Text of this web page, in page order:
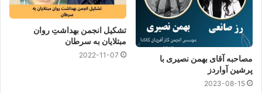
مصاحبه آقای بهمن نصیری با
پرشین آواردز
2023-08-15
تشکیل انجمن بهداشتِ روان
مبتلایان به سرطان
2022-11-07